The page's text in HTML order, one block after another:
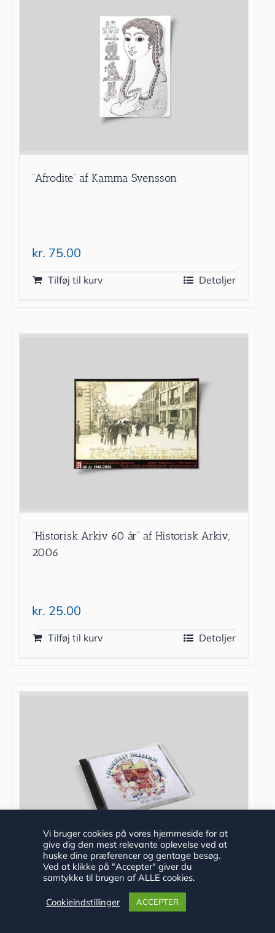
”Afrodite” af Kamma Svensson
kr. 75.00
Tilføj til kurv Detaljer
”Historisk Arkiv 60 år” af Historisk Arkiv,
2006
kr. 25.00
Tilføj til kurv Detaljer
”Haderslev Billeder 1946-1954” af
Historisk Arkiv, DVD, 2012
Vi bruger cookies på vores hjemmeside for at
give dig den mest relevante oplevelse ved at
huske dine præferencer og gentage besøg.
Ved at klikke på "Accepter" giver du
samtykke til brugen af ALLE cookies.
Cookieindstillinger ACCEPTER